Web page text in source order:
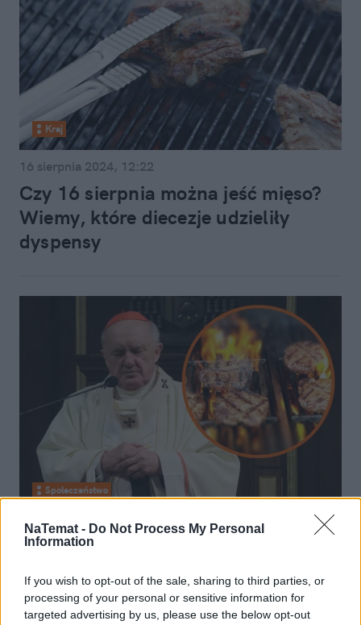
NaTemat - Do Not Process My Personal
Information
If you wish to opt-out of the sale, sharing to third parties, or
processing of your personal or sensitive information for
targeted advertising by us, please use the below opt-out
Kraj
16 sierpnia 2024, 12:22
Czy 16 sierpnia można jeść mięso?
Wiemy, które diecezje udzieliły
dyspensy
Społeczeństwo
31 maja 2024, 10:53
Tu zjesz mięso, jak się pomodlisz, a
tutaj nie ma mowy. Mapa z
dyspensami podzieliła Polskę